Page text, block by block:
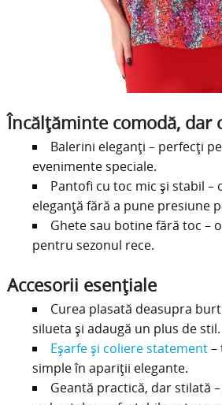
Încălțăminte comodă, dar
Balerini eleganți – perfecți
evenimente speciale.
Pantofi cu toc mic și stabil –
eleganță fără a pune presiune
Ghete sau botine fără toc –
pentru sezonul rece.
Accesorii esențiale
Curea plasată deasupra
silueta și adaugă un plus de stil.
Eșarfe și coliere statement–
simple în apariții elegante.
Geantă practică, dar stilată